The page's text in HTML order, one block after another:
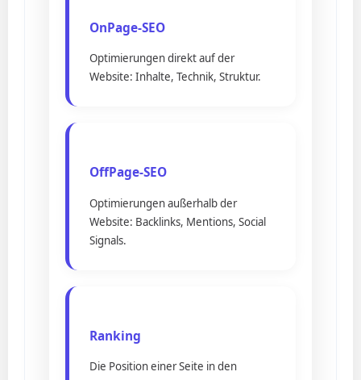
OnPage-SEO
Optimierungen direkt auf der
Website: Inhalte, Technik, Struktur.
OffPage-SEO
Optimierungen außerhalb der
Website: Backlinks, Mentions, Social
Signals.
Ranking
Die Position einer Seite in den